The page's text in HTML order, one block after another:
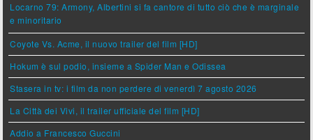
Locarno 79: Armony, Albertini si fa cantore di tutto ciò che è marginale
e minoritario
Coyote Vs. Acme, il nuovo trailer del film [HD]
Hokum è sul podio, insieme a Spider Man e Odissea
Stasera in tv: i film da non perdere di venerdì 7 agosto 2026
La Città dei Vivi, il trailer ufficiale del film [HD]
Addio a Francesco Guccini